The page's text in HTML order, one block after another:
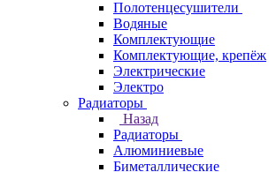
Полотенцесушители
Водяные
Комплектующие
Комплектующие, крепёж
Электрические
Электро
Радиаторы
Назад
Радиаторы
Алюминиевые
Биметаллические